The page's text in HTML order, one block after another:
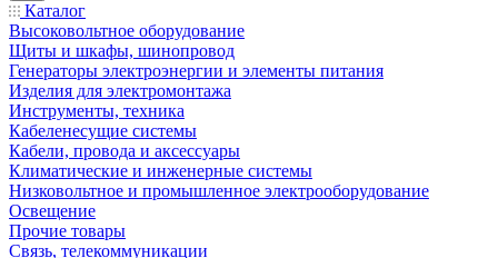
Каталог
Высоковольтное оборудование
Щиты и шкафы, шинопровод
Генераторы электроэнергии и элементы питания
Изделия для электромонтажа
Инструменты, техника
Кабеленесущие системы
Кабели, провода и аксессуары
Климатические и инженерные системы
Низковольтное и промышленное электрооборудование
Освещение
Прочие товары
Связь, телекоммуникации